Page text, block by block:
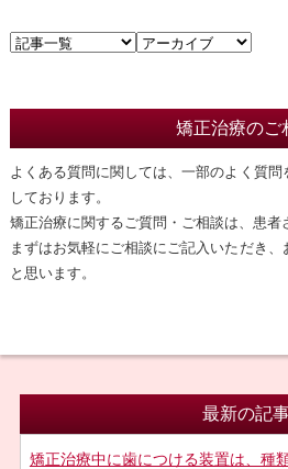
矯正治療のご
よくある質問に関しては、一部のよく質
しております。
矯正治療に関するご質問・ご相談は、患者
まずはお気軽にご相談にご記入いただき
と思います。
最新の記
矯正治療中に歯につける装置は、種